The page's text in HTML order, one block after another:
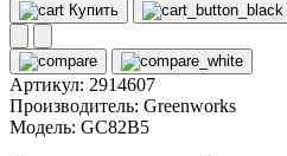
Купить
Артикул: 2914607
Производитель: Greenworks
Модель: GC82B5